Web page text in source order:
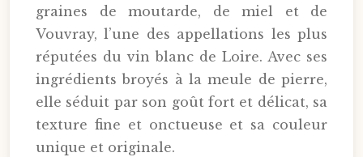
graines de moutarde, de miel et de
Vouvray, l’une des appellations les plus
réputées du vin blanc de Loire. Avec ses
ingrédients broyés à la meule de pierre,
elle séduit par son goût fort et délicat, sa
texture fine et onctueuse et sa couleur
unique et originale.